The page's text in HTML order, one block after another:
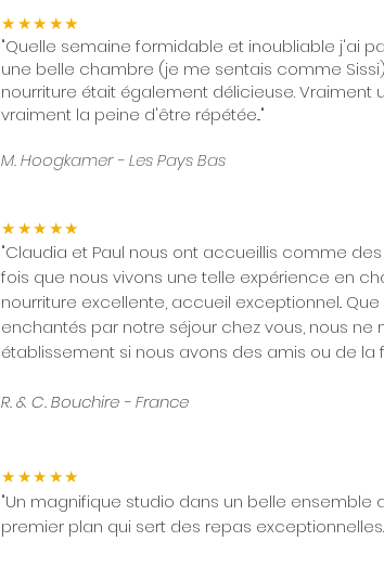
★★★★★
"Quelle semaine formidable et inoubliable j'ai
une belle chambre (je me sentais comme
nourriture était également délicieuse.
vraiment la peine d'être répétée..."
M. Hoogkamer - Les Pays Bas
★★★★★
"Claudia et Paul nous ont accueillis comme
fois que nous vivons une telle expérience en
nourriture excellente, accueil exceptionnel..
enchantés par notre séjour chez vous, nous
établissement si nous avons des amis ou de la
R. & C. Bouchire - France
★★★★★
"Un magnifique studio dans un belle
premier plan qui sert des repas